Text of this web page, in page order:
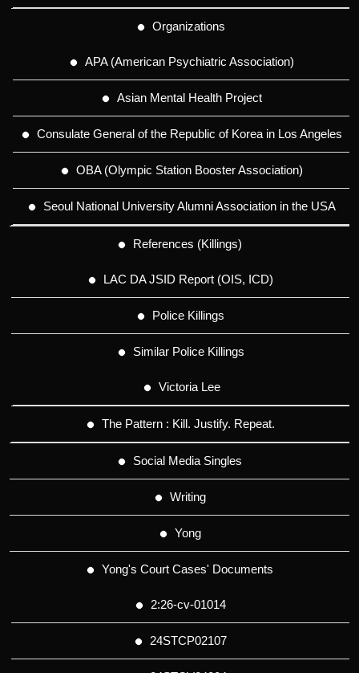
Organizations
APA (American Psychiatric Association)
Asian Mental Health Project
Consulate General of the Republic of Korea in Los Angeles
OBA (Olympic Station Booster Association)
Seoul National University Alumni Association in the USA
References (Killings)
LAC DA JSID Report (OIS, ICD)
Police Killings
Similar Police Killings
Victoria Lee
The Pattern : Kill. Justify. Repeat.
Social Media Singles
Writing
Yong
Yong's Court Cases' Documents
2:26-cv-01014
24STCP02107